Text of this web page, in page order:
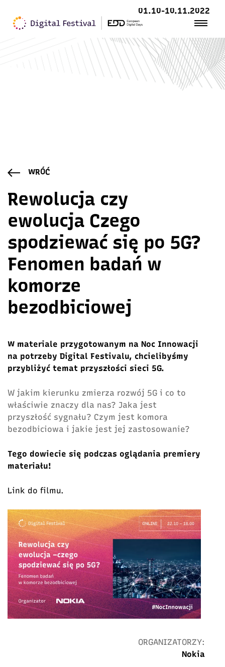
01.10-10.11.2022
WRÓĆ
Rewolucja czy
ewolucja Czego
spodziewać się po 5G?
Fenomen badań w
komorze
bezodbiciowej
W materiale przygotowanym na Noc Innowacji
na potrzeby Digital Festivalu, chcielibyśmy
przybliżyć temat przyszłości sieci 5G.
W jakim kierunku zmierza rozwój 5G i co to
właściwie znaczy dla nas? Jaka jest
przyszłość sygnału? Czym jest komora
bezodbiciowa i jakie jest jej zastosowanie?
Tego dowiecie się podczas oglądania premiery
materiału!
Link do filmu.
ORGANIZATORZY:
Nokia